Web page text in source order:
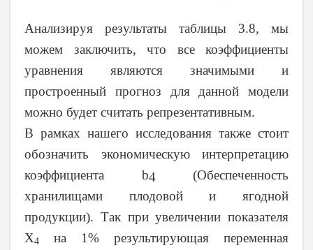
Анализируя результаты таблицы 3.8, мы
можем заключить, что все коэффициенты
уравнения являются значимыми и
простроенный прогноз для данной модели
можно будет считать репрезентативным.
В рамках нашего исследования также стоит
обозначить экономическую интерпретацию
коэффициента b4 (Обеспеченность
хранилищами плодовой и ягодной
продукции). Так при увеличении показателя
X4
на 1% результирующая переменная